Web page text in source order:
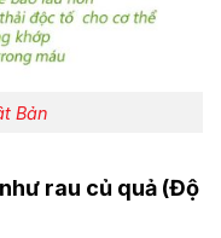
Bản
như rau củ quả (Độ